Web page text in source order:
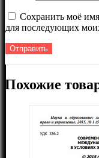
Сохранить моё
для последующих
Похожие